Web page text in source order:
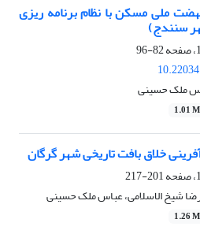
ملی مسکن با نظام برنامه ریزی
سنندج)
82-96
ملک حسینی
1.01 M
خلاق بافت تاریخی شهر گرگان
201-217
شیخ الاسلامی، عباس ملک حسینی
1.26 M